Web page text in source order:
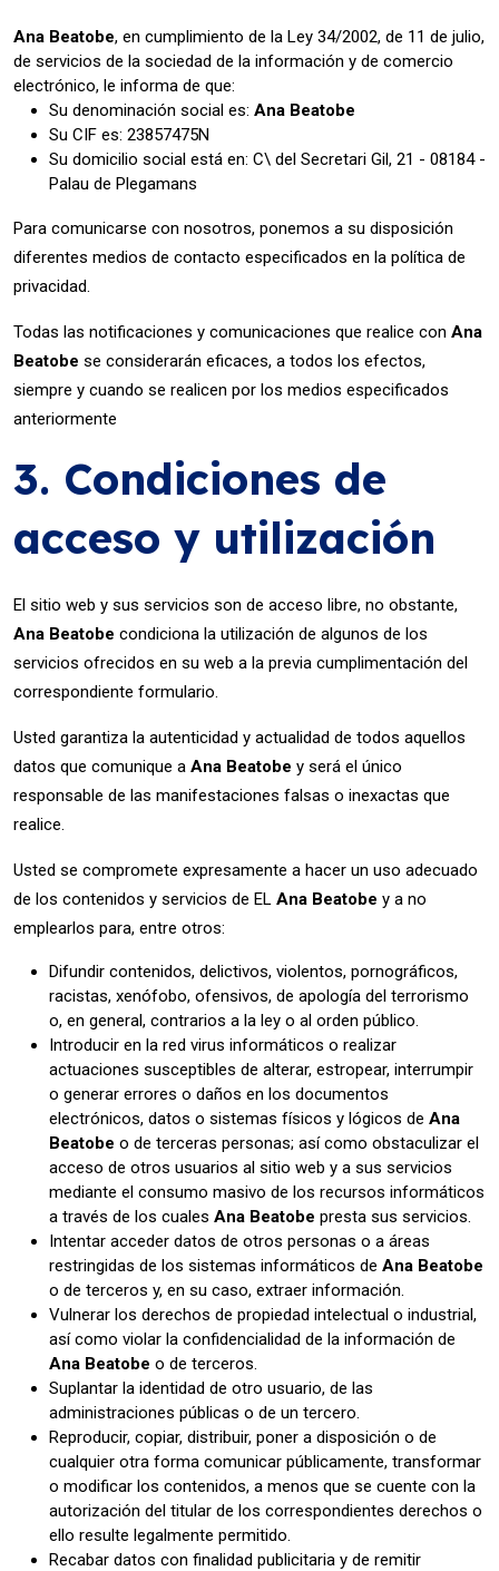
Ana Beatobe, en cumplimiento de la Ley 34/2002, de 11 de julio,
de servicios de la sociedad de la información y de comercio
electrónico, le informa de que:
Su denominación social es: Ana Beatobe
Su CIF es: 23857475N
Su domicilio social está en: C\ del Secretari Gil, 21 - 08184 -
Palau de Plegamans
Para comunicarse con nosotros, ponemos a su disposición
diferentes medios de contacto especificados en la política de
privacidad.
Todas las notificaciones y comunicaciones que realice con Ana
Beatobe se considerarán eficaces, a todos los efectos,
siempre y cuando se realicen por los medios especificados
anteriormente
3. Condiciones de
acceso y utilización
El sitio web y sus servicios son de acceso libre, no obstante,
Ana Beatobe condiciona la utilización de algunos de los
servicios ofrecidos en su web a la previa cumplimentación del
correspondiente formulario.
Usted garantiza la autenticidad y actualidad de todos aquellos
datos que comunique a Ana Beatobe y será el único
responsable de las manifestaciones falsas o inexactas que
realice.
Usted se compromete expresamente a hacer un uso adecuado
de los contenidos y servicios de EL Ana Beatobe y a no
emplearlos para, entre otros:
Difundir contenidos, delictivos, violentos, pornográficos,
racistas, xenófobo, ofensivos, de apología del terrorismo
o, en general, contrarios a la ley o al orden público.
Introducir en la red virus informáticos o realizar
actuaciones susceptibles de alterar, estropear, interrumpir
o generar errores o daños en los documentos
electrónicos, datos o sistemas físicos y lógicos de Ana
Beatobe o de terceras personas; así como obstaculizar el
acceso de otros usuarios al sitio web y a sus servicios
mediante el consumo masivo de los recursos informáticos
a través de los cuales Ana Beatobe presta sus servicios.
Intentar acceder datos de otros personas o a áreas
restringidas de los sistemas informáticos de Ana Beatobe
o de terceros y, en su caso, extraer información.
Vulnerar los derechos de propiedad intelectual o industrial,
así como violar la confidencialidad de la información de
Ana Beatobe o de terceros.
Suplantar la identidad de otro usuario, de las
administraciones públicas o de un tercero.
Reproducir, copiar, distribuir, poner a disposición o de
cualquier otra forma comunicar públicamente, transformar
o modificar los contenidos, a menos que se cuente con la
autorización del titular de los correspondientes derechos o
ello resulte legalmente permitido.
Recabar datos con finalidad publicitaria y de remitir